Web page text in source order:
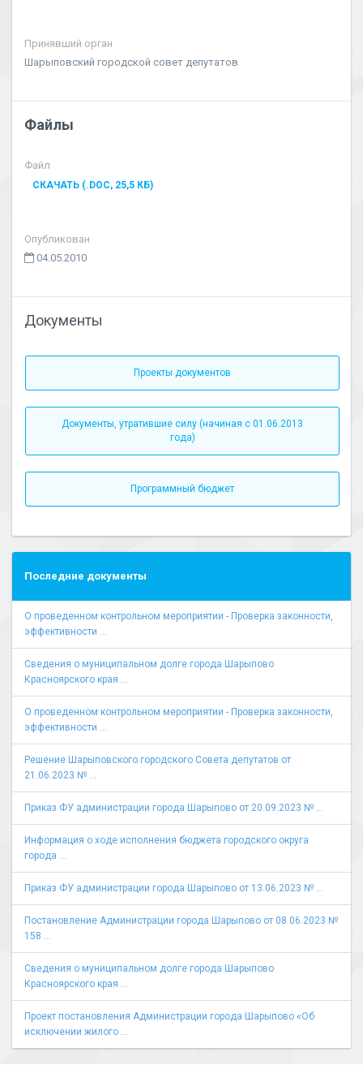
Принявший орган
Шарыповский городской совет депутатов
Файлы
Файл
СКАЧАТЬ (.DOC, 25,5 КБ)
Опубликован
04.05.2010
Документы
Проекты документов
Документы, утратившие силу (начиная с 01.06.2013
года)
Программный бюджет
Последние документы
О проведенном контрольном мероприятии - Проверка законности,
эффективности ...
Сведения о муниципальном долге города Шарыпово
Красноярского края ...
О проведенном контрольном мероприятии - Проверка законности,
эффективности ...
Решение Шарыповского городского Совета депутатов от
21.06.2023 № ...
Приказ ФУ администрации города Шарыпово от 20.09.2023 № ...
Информация о ходе исполнения бюджета городского округа
города ...
Приказ ФУ администрации города Шарыпово от 13.06.2023 № ...
Постановление Администрации города Шарыпово от 08.06.2023 №
158 ...
Сведения о муниципальном долге города Шарыпово
Красноярского края ...
Проект постановления Администрации города Шарыпово «Об
исключении жилого ...